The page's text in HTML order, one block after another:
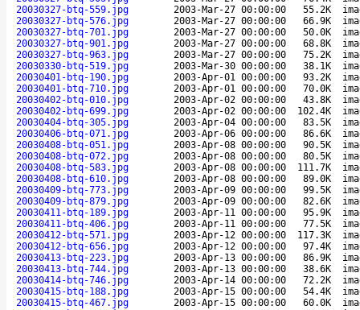
20030327-btq-559.jpg
2003-Mar-27 00:00:00 55.2K
20030327-btq-576.jpg
2003-Mar-27 00:00:00 66.9K
20030327-btq-701.jpg
2003-Mar-27 00:00:00 50.0K
20030327-btq-901.jpg
2003-Mar-27 00:00:00 68.8K
20030327-btq-963.jpg
2003-Mar-27 00:00:00 75.2K
20030330-btq-519.jpg
2003-Mar-30 00:00:00 38.1K
20030401-btq-190.jpg
2003-Apr-01 00:00:00 93.2K
20030401-btq-710.jpg
2003-Apr-01 00:00:00 70.0K
20030402-btq-010.jpg
2003-Apr-02 00:00:00 43.8K
20030402-btq-699.jpg
2003-Apr-02 00:00:00 102.4K
20030404-btq-305.jpg
2003-Apr-04 00:00:00 83.5K
20030406-btq-071.jpg
2003-Apr-06 00:00:00 86.6K
20030408-btq-051.jpg
2003-Apr-08 00:00:00 90.5K
20030408-btq-072.jpg
2003-Apr-08 00:00:00 80.5K
20030408-btq-583.jpg
2003-Apr-08 00:00:00 111.7K
20030408-btq-610.jpg
2003-Apr-08 00:00:00 89.0K
20030409-btq-773.jpg
2003-Apr-09 00:00:00 99.5K
20030409-btq-879.jpg
2003-Apr-09 00:00:00 82.6K
20030411-btq-189.jpg
2003-Apr-11 00:00:00 95.9K
20030411-btq-406.jpg
2003-Apr-11 00:00:00 77.5K
20030412-btq-571.jpg
2003-Apr-12 00:00:00 117.3K
20030412-btq-656.jpg
2003-Apr-12 00:00:00 97.4K
20030413-btq-223.jpg
2003-Apr-13 00:00:00 86.9K
20030413-btq-744.jpg
2003-Apr-13 00:00:00 38.6K
20030414-btq-746.jpg
2003-Apr-14 00:00:00 72.2K
20030415-btq-188.jpg
2003-Apr-15 00:00:00 54.4K
20030415-btq-467.jpg
2003-Apr-15 00:00:00 60.0K